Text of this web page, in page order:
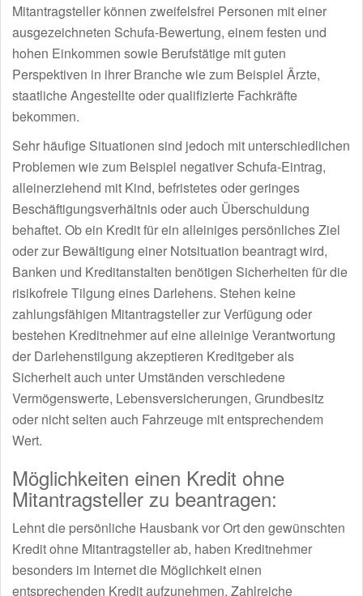
Mitantragsteller können zweifelsfrei Personen mit einer
ausgezeichneten Schufa-Bewertung, einem festen und
hohen Einkommen sowie Berufstätige mit guten
Perspektiven in ihrer Branche wie zum Beispiel Ärzte,
staatliche Angestellte oder qualifizierte Fachkräfte
bekommen.
Sehr häufige Situationen sind jedoch mit unterschiedlichen
Problemen wie zum Beispiel negativer Schufa-Eintrag,
alleinerziehend mit Kind, befristetes oder geringes
Beschäftigungsverhältnis oder auch Überschuldung
behaftet. Ob ein Kredit für ein alleiniges persönliches Ziel
oder zur Bewältigung einer Notsituation beantragt wird,
Banken und Kreditanstalten benötigen Sicherheiten für die
risikofreie Tilgung eines Darlehens. Stehen keine
zahlungsfähigen Mitantragsteller zur Verfügung oder
bestehen Kreditnehmer auf eine alleinige Verantwortung
der Darlehenstilgung akzeptieren Kreditgeber als
Sicherheit auch unter Umständen verschiedene
Vermögenswerte, Lebensversicherungen, Grundbesitz
oder nicht selten auch Fahrzeuge mit entsprechendem
Wert.
Möglichkeiten einen Kredit ohne
Mitantragsteller zu beantragen:
Lehnt die persönliche Hausbank vor Ort den gewünschten
Kredit ohne Mitantragsteller ab, haben Kreditnehmer
besonders im Internet die Möglichkeit einen
entsprechenden Kredit aufzunehmen. Zahlreiche